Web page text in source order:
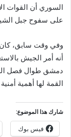
السوري أن القوات
على سفوح جبل
وفي وقت سابق، كان
أنه أمر الجيش
دمشق طوال فصل
القمة لها أهمية
شارك هذا الموضوع:
فيس بوك